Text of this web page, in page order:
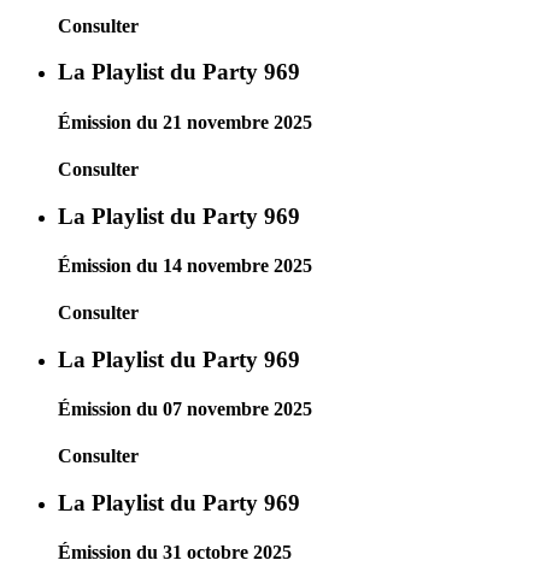
Consulter
La Playlist du Party 969
Émission du 21 novembre 2025
Consulter
La Playlist du Party 969
Émission du 14 novembre 2025
Consulter
La Playlist du Party 969
Émission du 07 novembre 2025
Consulter
La Playlist du Party 969
Émission du 31 octobre 2025